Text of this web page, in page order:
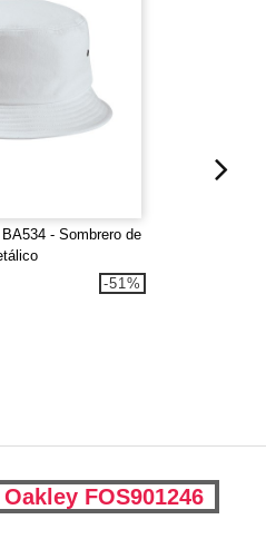
- Sombrero de
-51%
FOS901246